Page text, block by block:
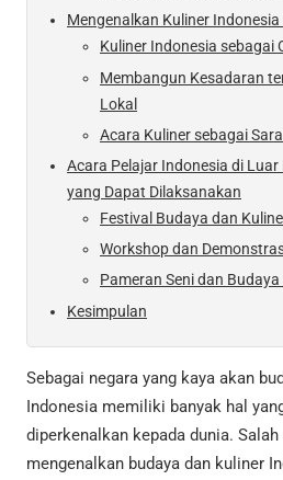
Mengenalkan Kuliner Indonesia
Kuliner Indonesia sebagai
Membangun Kesadaran
Lokal
Acara Kuliner sebagai
Acara Pelajar Indonesia di
yang Dapat Dilaksanakan
Festival Budaya dan
Workshop dan
Pameran Seni dan
Kesimpulan
Sebagai negara yang kaya akan
Indonesia memiliki banyak hal
diperkenalkan kepada dunia.
mengenalkan budaya dan kuliner